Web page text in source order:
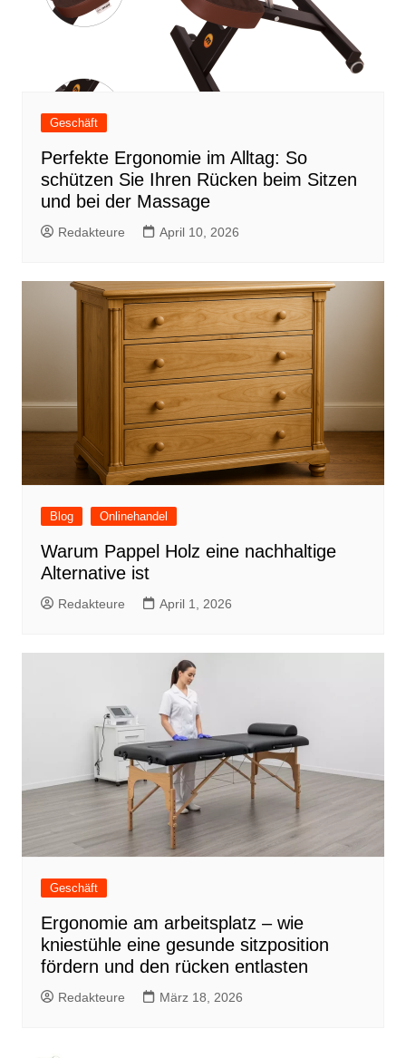
Geschäft
Perfekte Ergonomie im Alltag: So
schützen Sie Ihren Rücken beim Sitzen
und bei der Massage
Redakteure April 10, 2026
Blog Onlinehandel
Warum Pappel Holz eine nachhaltige
Alternative ist
Redakteure April 1, 2026
Geschäft
Ergonomie am arbeitsplatz – wie
kniestühle eine gesunde sitzposition
fördern und den rücken entlasten
Redakteure März 18, 2026